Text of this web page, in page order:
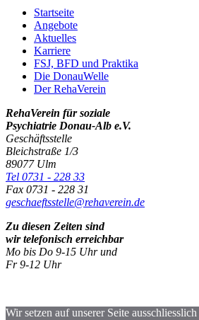
Startseite
Angebote
Aktuelles
Karriere
FSJ, BFD und Praktika
Die DonauWelle
Der RehaVerein
RehaVerein für soziale
Psychiatrie Donau-Alb e.V.
Geschäftsstelle
Bleichstraße 1/3
89077 Ulm
Tel 0731 - 228 33
Fax 0731 - 228 31
geschaeftsstelle@rehaverein.de
Zu diesen Zeiten sind
wir telefonisch erreichbar
Mo bis Do 9-15 Uhr und
Fr 9-12 Uhr
Wir setzen auf unserer Seite